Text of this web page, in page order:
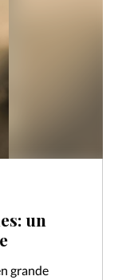
un
grande